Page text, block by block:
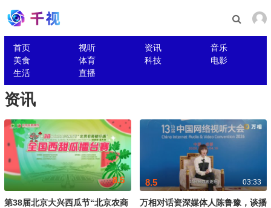
首页 视听 资讯
音乐
美食
体育 科技
电影
生活
直播
资讯
8.5
第38届北京大兴西瓜节“北京农商
03:33
8.5
万相对话资深媒体人陈鲁豫，谈播